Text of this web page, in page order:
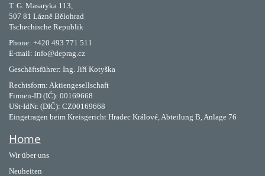
T. G. Masaryka 113,
507 81 Lázně Bělohrad
Tschechische Republik
Phone: +420 493 771 511
E-mail: info@deprag.cz
Geschäftsführer: Ing. Jiří Kotyška
Rechtsform: Aktiengesellschaft
Firmen-ID (IČ): 00169668
USt-IdNr. (DIČ): CZ00169668
Eingetragen beim Kreisgericht Hradec Králové, Abteilung B, Anlage 76
Home
Wir über uns
Neuheiten